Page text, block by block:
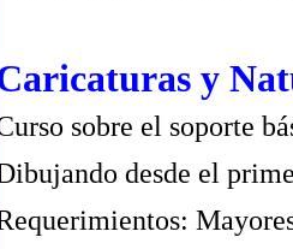
y
sobre el soporte
desde el